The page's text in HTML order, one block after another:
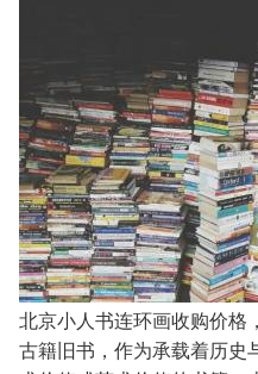
北京小人书连环画收购价格
古籍旧书，作为承载着历史